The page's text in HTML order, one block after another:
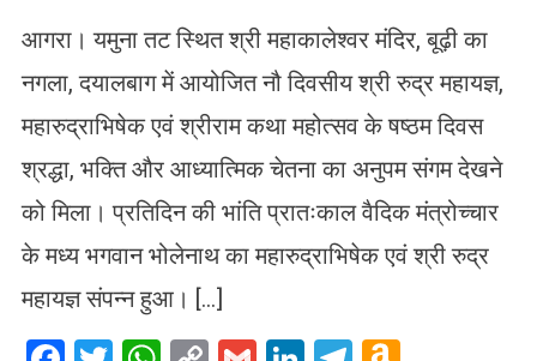
आगरा। यमुना तट स्थित श्री महाकालेश्वर मंदिर, बूढ़ी का
नगला, दयालबाग में आयोजित नौ दिवसीय श्री रुद्र महायज्ञ,
महारुद्राभिषेक एवं श्रीराम कथा महोत्सव के षष्ठम दिवस
श्रद्धा, भक्ति और आध्यात्मिक चेतना का अनुपम संगम देखने
को मिला। प्रतिदिन की भांति प्रातःकाल वैदिक मंत्रोच्चार
के मध्य भगवान भोलेनाथ का महारुद्राभिषेक एवं श्री रुद्र
महायज्ञ संपन्न हुआ। […]